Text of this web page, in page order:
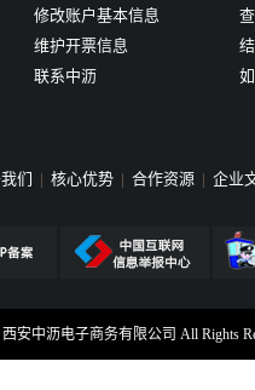
修改账户基本信息
维护开票信息
联系中沥
们 | 核心优势 | 合作资源 | 企业
西安中沥电子商务有限公司 All